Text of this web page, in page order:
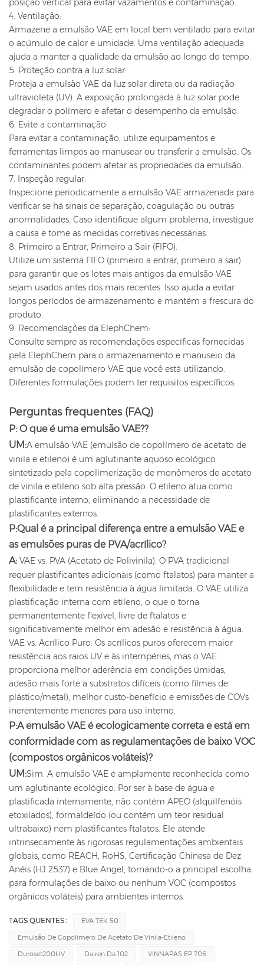
posição vertical para evitar vazamentos e contaminação.
4. Ventilação:
Armazene a emulsão VAE em local bem ventilado para evitar
o acúmulo de calor e umidade. Uma ventilação adequada
ajuda a manter a qualidade da emulsão ao longo do tempo.
5. Proteção contra a luz solar:
Proteja a emulsão VAE da luz solar direta ou da radiação
ultravioleta (UV). A exposição prolongada à luz solar pode
degradar o polímero e afetar o desempenho da emulsão.
6. Evite a contaminação:
Para evitar a contaminação, utilize equipamentos e
ferramentas limpos ao manusear ou transferir a emulsão. Os
contaminantes podem afetar as propriedades da emulsão.
7. Inspeção regular:
Inspecione periodicamente a emulsão VAE armazenada para
verificar se há sinais de separação, coagulação ou outras
anormalidades. Caso identifique algum problema, investigue
a causa e tome as medidas corretivas necessárias.
8. Primeiro a Entrar, Primeiro a Sair (FIFO):
Utilize um sistema FIFO (primeiro a entrar, primeiro a sair)
para garantir que os lotes mais antigos da emulsão VAE
sejam usados ​​antes dos mais recentes. Isso ajuda a evitar
longos períodos de armazenamento e mantém a frescura do
produto.
9. Recomendações da ElephChem:
Consulte sempre as recomendações específicas fornecidas
pela ElephChem para o armazenamento e manuseio da
emulsão de copolímero VAE que você está utilizando.
Diferentes formulações podem ter requisitos específicos.
Perguntas frequentes (FAQ)
P: O que é uma emulsão VAE??
UM:A emulsão VAE (emulsão de copolímero de acetato de
vinila e etileno) é um aglutinante aquoso ecológico
sintetizado pela copolimerização de monômeros de acetato
de vinila e etileno sob alta pressão. O etileno atua como
plastificante interno, eliminando a necessidade de
plastificantes externos.
P:Qual é a principal diferença entre a emulsão VAE e
as emulsões puras de PVA/acrílico?
A: VAE vs. PVA (Acetato de Polivinila): O PVA tradicional
requer plastificantes adicionais (como ftalatos) para manter a
flexibilidade e tem resistência à água limitada. O VAE utiliza
plastificação interna com etileno, o que o torna
permanentemente flexível, livre de ftalatos e
significativamente melhor em adesão e resistência à água.
VAE vs. Acrílico Puro: Os acrílicos puros oferecem maior
resistência aos raios UV e às intempéries, mas o VAE
proporciona melhor aderência em condições úmidas,
adesão mais forte a substratos difíceis (como filmes de
plástico/metal), melhor custo-benefício e emissões de COVs
inerentemente menores para uso interno.
P:A emulsão VAE é ecologicamente correta e está em
conformidade com as regulamentações de baixo VOC
(compostos orgânicos voláteis)?
UM:Sim. A emulsão VAE é amplamente reconhecida como
um aglutinante ecológico. Por ser à base de água e
plastificada internamente, não contém APEO (alquilfenóis
etoxilados), formaldeído (ou contém um teor residual
ultrabaixo) nem plastificantes ftalatos. Ele atende
intrinsecamente às rigorosas regulamentações ambientais
globais, como REACH, RoHS, Certificação Chinesa de Dez
Anéis (HJ 2537) e Blue Angel, tornando-o a principal escolha
para formulações de baixo ou nenhum VOC (compostos
orgânicos voláteis) para ambientes internos.
TAGS QUENTES :
EVA TEK 50
Emulsão De Copolímero De Acetato De Vinila-Etileno
Duroset200HV
Dairen Da 102
VINNAPAS EP 706